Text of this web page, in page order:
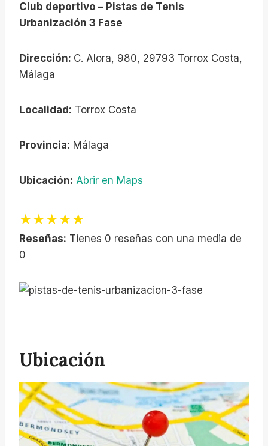
Club deportivo – Pistas de Tenis
Urbanización 3 Fase
Dirección: C. Alora, 980, 29793 Torrox Costa,
Málaga
Localidad: Torrox Costa
Provincia: Málaga
Ubicación: Abrir en Maps
★★★★★
Reseñas: Tienes 0 reseñas con una media de
0
Ubicación